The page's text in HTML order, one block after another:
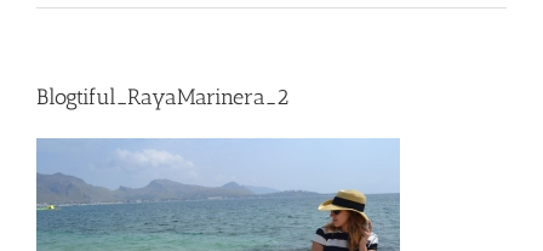
Blogtiful_RayaMarinera_2